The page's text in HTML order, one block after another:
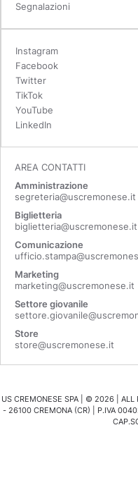
Segnalazioni
Instagram
Facebook
Twitter
TikTok
YouTube
LinkedIn
AREA CONTATTI
Amministrazione
segreteria@uscremonese.it
Biglietteria
biglietteria@uscremonese.it
Comunicazione
Marketing
marketing@uscremonese.it
Settore giovanile
Store
store@uscremonese.it
US CREMONESE SPA | © 2026 | ALL
- 26100 CREMONA (CR) | P.IVA